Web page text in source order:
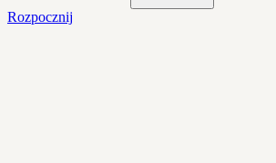
Rozpocznij